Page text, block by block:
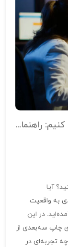
چگونه فایل‌های چاپ سه‌بعدی ایجاد کنیم: راهنمای مبتدیان
آیا
به واقعیت
در این
چاپ سه‌بعدی از
تجربه‌ای در